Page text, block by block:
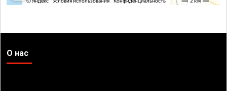
О нас